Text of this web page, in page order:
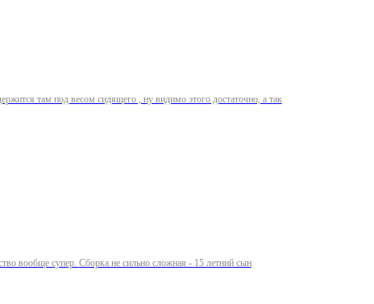
там под весом сидящего , ну видимо этого достаточно, а так
- 15 летний сын